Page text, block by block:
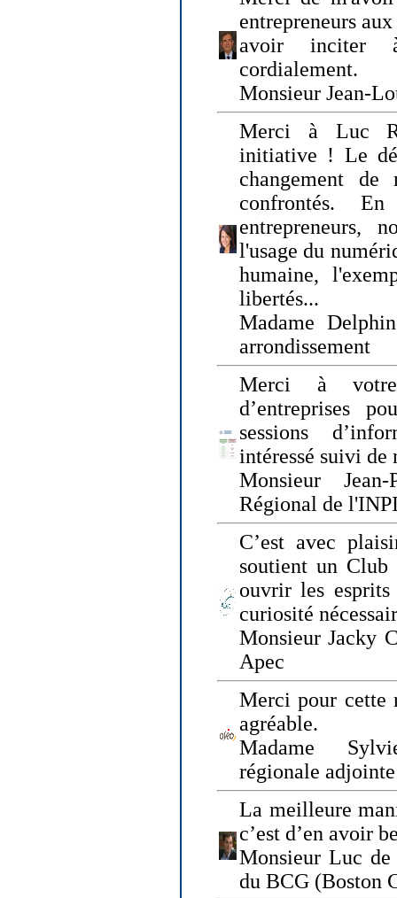
entrepreneurs
avoir inciter
cordialement.
Monsieur Jean-
Merci à Luc
initiative ! Le
changement de
confrontés.
entrepreneurs,
l'usage du
humaine,
libertés...
Madame
arrondissement
Merci à
d’entreprises
sessions
intéressé suivi de
Monsieur
Régional de
C’est avec
soutient un Club
ouvrir les
curiosité
Monsieur Jacky
Apec
Merci pour cette
agréable.
Madame
régionale
La meilleure
c’est d’en avoir
Monsieur Luc de
du BCG (Boston